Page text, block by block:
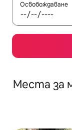
Освобождаване
Места за